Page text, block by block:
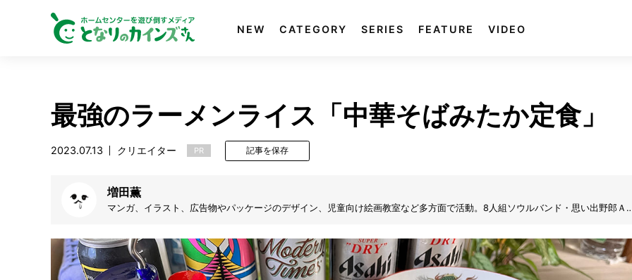
NEW CATEGORY SERIES FEATURE VIDEO
最強のラーメンライス「中華そばみたか定食」
2023.07.13 クリエイター PR 記事を保存
増田薫
マンガ、イラスト、広告物やパッケージのデザイン、児童向け絵画教室など多方面で活動。8人組ソウルバンド・思い出野郎Ａ